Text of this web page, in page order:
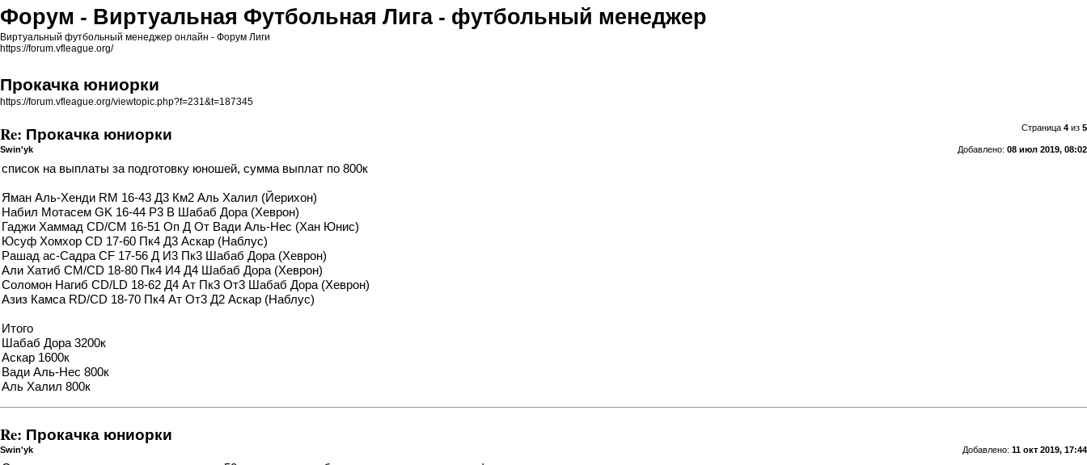
Форум - Виртуальная Футбольная Лига - футбольный менеджер
Виртуальный футбольный менеджер онлайн - Форум Лиги
https://forum.vfleague.org/
Прокачка юниорки
https://forum.vfleague.org/viewtopic.php?f=231&t=187345
Страница 4 из 5
Re: Прокачка юниорки
Добавлено: 08 июл 2019, 08:02
Swin'yk
список на выплаты за подготовку юношей, сумма выплат по 800к
Яман Аль-Хенди RM 16-43 Д3 Км2 Аль Халил (Йерихон)
Набил Мотасем GK 16-44 Р3 В Шабаб Дора (Хеврон)
Гаджи Хаммад CD/CM 16-51 Оп Д От Вади Аль-Нес (Хан Юнис)
Юсуф Хомхор CD 17-60 Пк4 Д3 Аскар (Наблус)
Рашад ас-Садра CF 17-56 Д И3 Пк3 Шабаб Дора (Хеврон)
Али Хатиб CM/CD 18-80 Пк4 И4 Д4 Шабаб Дора (Хеврон)
Соломон Нагиб CD/LD 18-62 Д4 Ат Пк3 От3 Шабаб Дора (Хеврон)
Азиз Камса RD/CD 18-70 Пк4 Ат От3 Д2 Аскар (Наблус)
Итого
Шабаб Дора 3200к
Аскар 1600к
Вади Аль-Нес 800к
Аль Халил 800к
Re: Прокачка юниорки
Добавлено: 11 окт 2019, 17:44
Swin'yk